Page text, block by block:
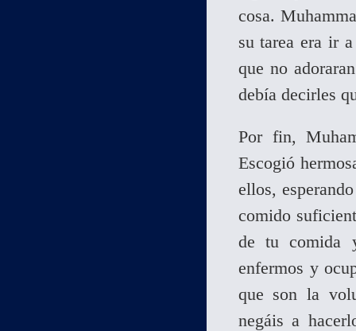
cosa.
su tarea era ir
que no
debía decirles
Por fin,
Escogió
ellos,
comido
de tu comida
enfermos y
que son la
negáis a